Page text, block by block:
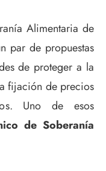
Alimentaria de
par de propuestas
de proteger a la
fijación de precios
Uno de esos
de Soberanía